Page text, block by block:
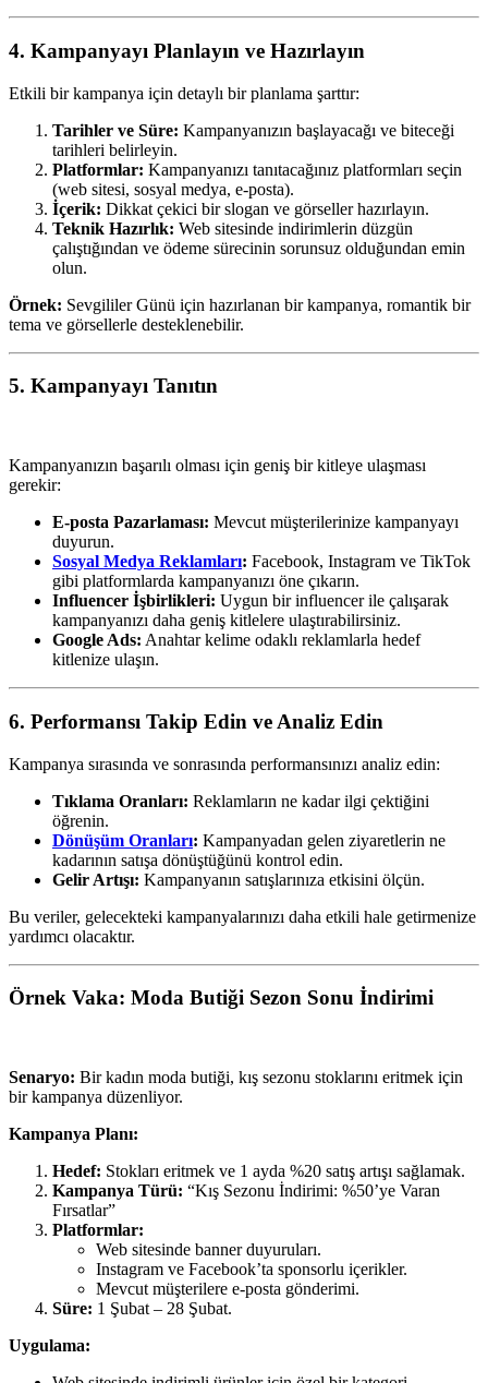
4. Kampanyayı Planlayın ve Hazırlayın
Etkili bir kampanya için detaylı bir planlama şarttır:
Tarihler ve Süre: Kampanyanızın başlayacağı ve biteceği
tarihleri belirleyin.
Platformlar: Kampanyanızı tanıtacağınız platformları seçin
(web sitesi, sosyal medya, e-posta).
İçerik: Dikkat çekici bir slogan ve görseller hazırlayın.
Teknik Hazırlık: Web sitesinde indirimlerin düzgün
çalıştığından ve ödeme sürecinin sorunsuz olduğundan emin
olun.
Örnek: Sevgililer Günü için hazırlanan bir kampanya, romantik bir
tema ve görsellerle desteklenebilir.
5. Kampanyayı Tanıtın
Kampanyanızın başarılı olması için geniş bir kitleye ulaşması
gerekir:
E-posta Pazarlaması: Mevcut müşterilerinize kampanyayı
duyurun.
Sosyal Medya Reklamları: Facebook, Instagram ve TikTok
gibi platformlarda kampanyanızı öne çıkarın.
Influencer İşbirlikleri: Uygun bir influencer ile çalışarak
kampanyanızı daha geniş kitlelere ulaştırabilirsiniz.
Google Ads: Anahtar kelime odaklı reklamlarla hedef
kitlenize ulaşın.
6. Performansı Takip Edin ve Analiz Edin
Kampanya sırasında ve sonrasında performansınızı analiz edin:
Tıklama Oranları: Reklamların ne kadar ilgi çektiğini
öğrenin.
Dönüşüm Oranları: Kampanyadan gelen ziyaretlerin ne
kadarının satışa dönüştüğünü kontrol edin.
Gelir Artışı: Kampanyanın satışlarınıza etkisini ölçün.
Bu veriler, gelecekteki kampanyalarınızı daha etkili hale getirmenize
yardımcı olacaktır.
Örnek Vaka: Moda Butiği Sezon Sonu İndirimi
Senaryo: Bir kadın moda butiği, kış sezonu stoklarını eritmek için
bir kampanya düzenliyor.
Kampanya Planı:
Hedef: Stokları eritmek ve 1 ayda %20 satış artışı sağlamak.
Kampanya Türü: “Kış Sezonu İndirimi: %50’ye Varan
Fırsatlar”
Platformlar:
Web sitesinde banner duyuruları.
Instagram ve Facebook’ta sponsorlu içerikler.
Mevcut müşterilere e-posta gönderimi.
Süre: 1 Şubat – 28 Şubat.
Uygulama: